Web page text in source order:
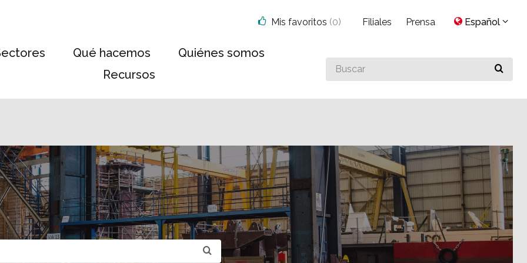
Qué hacemos
Quiénes somos
Recursos
Buscar
algo
Mis favoritos (0) Filiales Prensa Español